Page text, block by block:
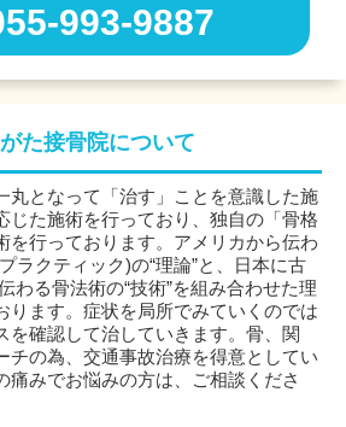
993-9887
た接骨院について
丸となって「治す」ことを意識した施
じた施術を行っており、独自の「骨格
を行っております。アメリカから伝わ
ラクティック)の“理論”と、日本に古
わる骨法術の“技術”を組み合わせた理
ります。症状を局所でみていくのでは
を確認して治していきます。骨、関
チの為、交通事故治療を得意としてい
痛みでお悩みの方は、ご相談くださ